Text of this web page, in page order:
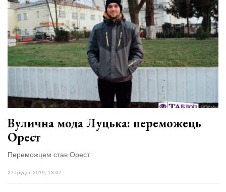
Вулична мода Луцька: переможець
Орест
Переможцем став Орест
27 Грудня 2019, 13:07